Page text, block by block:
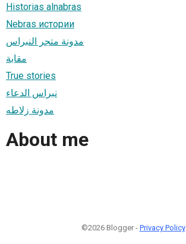
Historias alnabras
Nebras истории
مدونة متجر النبراس
مقابة
True stories
نبراس الدعاء
مدونة زلاطه
About me
©2026 Blogger - Privacy Policy